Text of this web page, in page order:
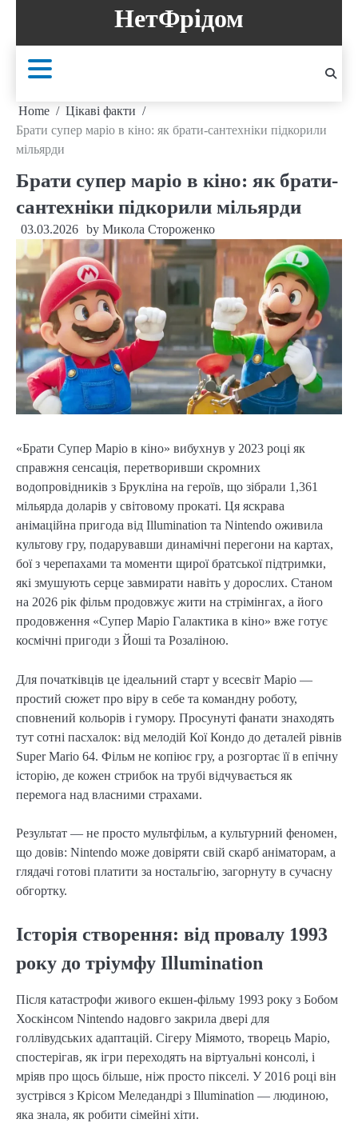
content
НетФрідом
Home
Цікаві факти
Брати супер маріо в кіно: як брати-сантехніки підкорили
мільярди
Брати супер маріо в кіно: як брати-
сантехніки підкорили мільярди
03.03.2026 by Микола Стороженко
«Брати Супер Маріо в кіно» вибухнув у 2023 році як
справжня сенсація, перетворивши скромних
водопровідників з Брукліна на героїв, що зібрали 1,361
мільярда доларів у світовому прокаті. Ця яскрава
анімаційна пригода від Illumination та Nintendo оживила
культову гру, подарувавши динамічні перегони на картах,
бої з черепахами та моменти щирої братської підтримки,
які змушують серце завмирати навіть у дорослих. Станом
на 2026 рік фільм продовжує жити на стрімінгах, а його
продовження «Супер Маріо Галактика в кіно» вже готує
космічні пригоди з Йоші та Розаліною.
Для початківців це ідеальний старт у всесвіт Маріо —
простий сюжет про віру в себе та командну роботу,
сповнений кольорів і гумору. Просунуті фанати знаходять
тут сотні пасхалок: від мелодій Кої Кондо до деталей рівнів
Super Mario 64. Фільм не копіює гру, а розгортає її в епічну
історію, де кожен стрибок на трубі відчувається як
перемога над власними страхами.
Результат — не просто мультфільм, а культурний феномен,
що довів: Nintendo може довіряти свій скарб аніматорам, а
глядачі готові платити за ностальгію, загорнуту в сучасну
обгортку.
Історія створення: від провалу 1993
року до тріумфу Illumination
Після катастрофи живого екшен-фільму 1993 року з Бобом
Хоскінсом Nintendo надовго закрила двері для
голлівудських адаптацій. Сігеру Міямото, творець Маріо,
спостерігав, як ігри переходять на віртуальні консолі, і
мріяв про щось більше, ніж просто пікселі. У 2016 році він
зустрівся з Крісом Меледандрі з Illumination — людиною,
яка знала, як робити сімейні хіти.